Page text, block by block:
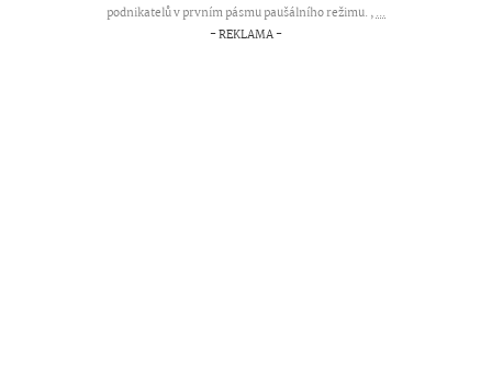
podnikatelů v prvním pásmu paušálního režimu. ,...